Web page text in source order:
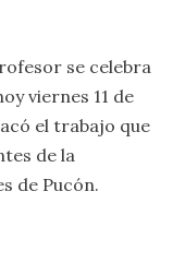
se celebra
viernes 11 de
el trabajo que
de la
de Pucón.